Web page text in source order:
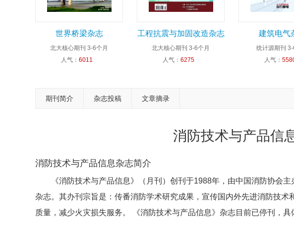
世界桥梁杂志
北大核心期刊 3-6个月
人气： 6011
工程抗震与加固改造杂志
北大核心期刊 3-6个月
人气： 6275
建筑电气
统计源期刊 3-
人气：
期刊简介 杂志投稿 文章摘录
消防技术与产品信
消防技术与产品信息杂志简介
《消防技术与产品信息》（月刊）创刊于1988年，由中国消防协会
杂志。其办刊宗旨是：传番消防学术研究成果，宣传国内外先进消防技
质量，减少火灾损失服务。 《消防技术与产品信息》杂志目前已停刊，具